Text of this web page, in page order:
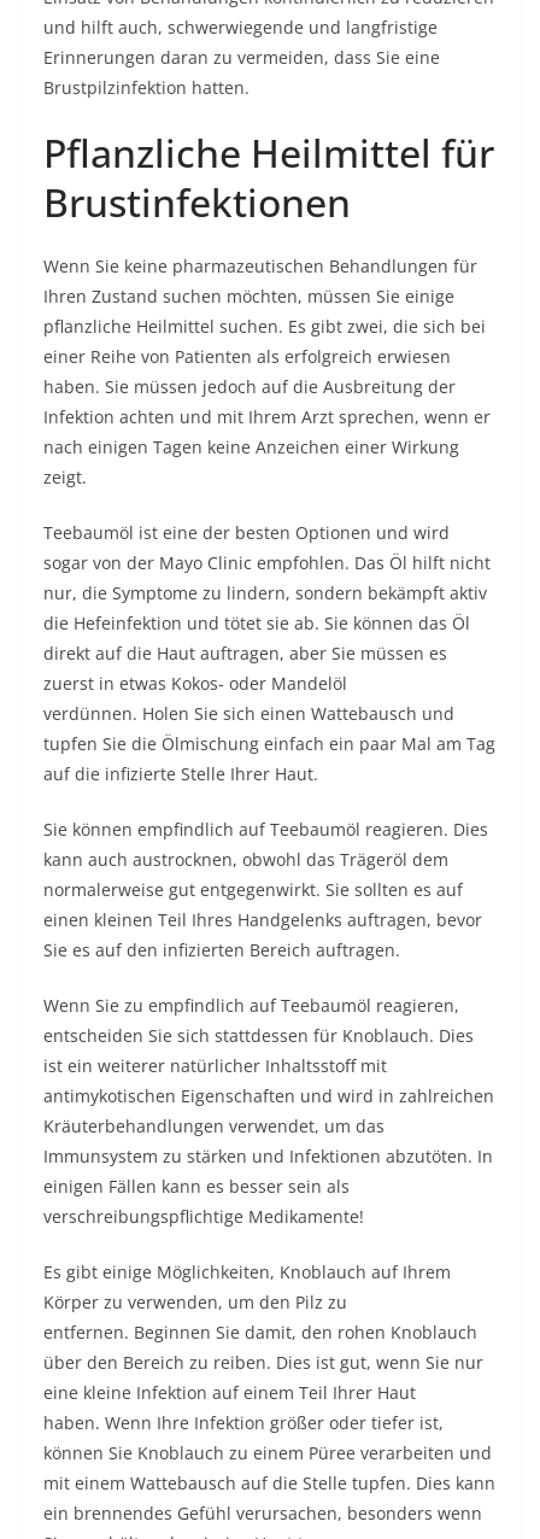
und hilft auch, schwerwiegende und langfristige
Erinnerungen daran zu vermeiden, dass Sie eine
Brustpilzinfektion hatten.
Pflanzliche Heilmittel für
Brustinfektionen
Wenn Sie keine pharmazeutischen Behandlungen für
Ihren Zustand suchen möchten, müssen Sie einige
pflanzliche Heilmittel suchen. Es gibt zwei, die sich bei
einer Reihe von Patienten als erfolgreich erwiesen
haben. Sie müssen jedoch auf die Ausbreitung der
Infektion achten und mit Ihrem Arzt sprechen, wenn er
nach einigen Tagen keine Anzeichen einer Wirkung
zeigt.
Teebaumöl ist eine der besten Optionen und wird
sogar von der Mayo Clinic empfohlen. Das Öl hilft nicht
nur, die Symptome zu lindern, sondern bekämpft aktiv
die Hefeinfektion und tötet sie ab. Sie können das Öl
direkt auf die Haut auftragen, aber Sie müssen es
zuerst in etwas Kokos- oder Mandelöl
verdünnen. Holen Sie sich einen Wattebausch und
tupfen Sie die Ölmischung einfach ein paar Mal am Tag
auf die infizierte Stelle Ihrer Haut.
Sie können empfindlich auf Teebaumöl reagieren. Dies
kann auch austrocknen, obwohl das Trägeröl dem
normalerweise gut entgegenwirkt. Sie sollten es auf
einen kleinen Teil Ihres Handgelenks auftragen, bevor
Sie es auf den infizierten Bereich auftragen.
Wenn Sie zu empfindlich auf Teebaumöl reagieren,
entscheiden Sie sich stattdessen für Knoblauch. Dies
ist ein weiterer natürlicher Inhaltsstoff mit
antimykotischen Eigenschaften und wird in zahlreichen
Kräuterbehandlungen verwendet, um das
Immunsystem zu stärken und Infektionen abzutöten. In
einigen Fällen kann es besser sein als
verschreibungspflichtige Medikamente!
Es gibt einige Möglichkeiten, Knoblauch auf Ihrem
Körper zu verwenden, um den Pilz zu
entfernen. Beginnen Sie damit, den rohen Knoblauch
über den Bereich zu reiben. Dies ist gut, wenn Sie nur
eine kleine Infektion auf einem Teil Ihrer Haut
haben. Wenn Ihre Infektion größer oder tiefer ist,
können Sie Knoblauch zu einem Püree verarbeiten und
mit einem Wattebausch auf die Stelle tupfen. Dies kann
ein brennendes Gefühl verursachen, besonders wenn